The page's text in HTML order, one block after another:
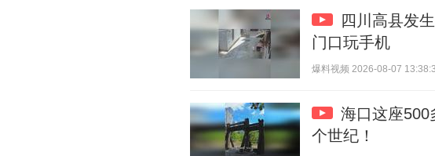
四川高县发
门口玩手机
爆料视频 2026-08-07
海口这座500
个世纪！